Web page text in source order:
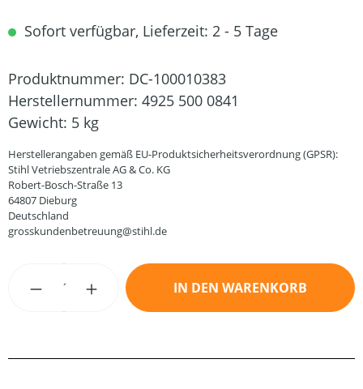
Sofort verfügbar, Lieferzeit: 2 - 5 Tage
Produktnummer: DC-100010383
Herstellernummer: 4925 500 0841
Gewicht: 5 kg
Herstellerangaben gemäß EU-Produktsicherheitsverordnung (GPSR):
Stihl Vetriebszentrale AG & Co. KG
Robert-Bosch-Straße 13
64807 Dieburg
Deutschland
grosskundenbetreuung@stihl.de
Produkt Anzahl: Gib den gewünschten
IN DEN WARENKORB